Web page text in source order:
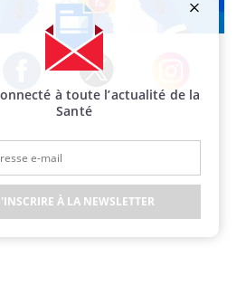
Facebook Twitter Instagram
à toute l’actualité de la
Santé
À LA NEWSLETTER